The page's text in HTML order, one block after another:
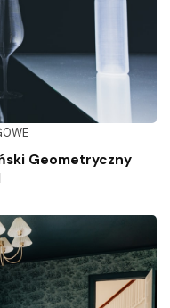
Geometryczny